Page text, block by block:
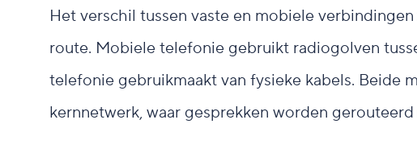
Het verschil tussen vaste en mobiele
route. Mobiele telefonie gebruikt radiogolven
telefonie gebruikmaakt van fysieke kabels. Beide
kernnetwerk, waar gesprekken worden